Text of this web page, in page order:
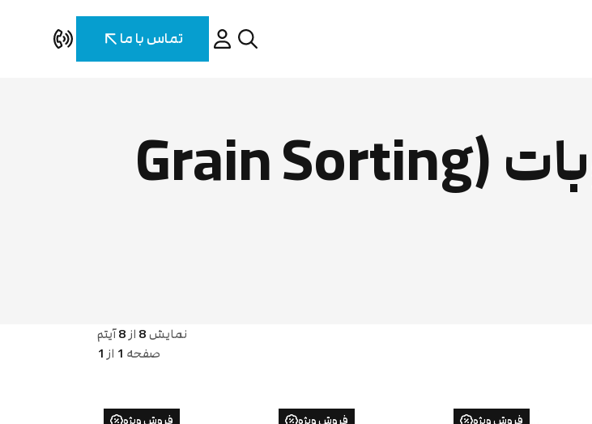
تماس با ما
دستگاه سورتینگ حبوبات (Grain Sorting
نمایش8 از 8آیتم
صفحه 1 از 1
فروش ویژه فروش ویژه فروش ویژه